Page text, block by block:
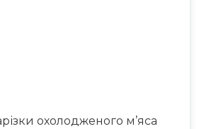
охолодженого м’яса